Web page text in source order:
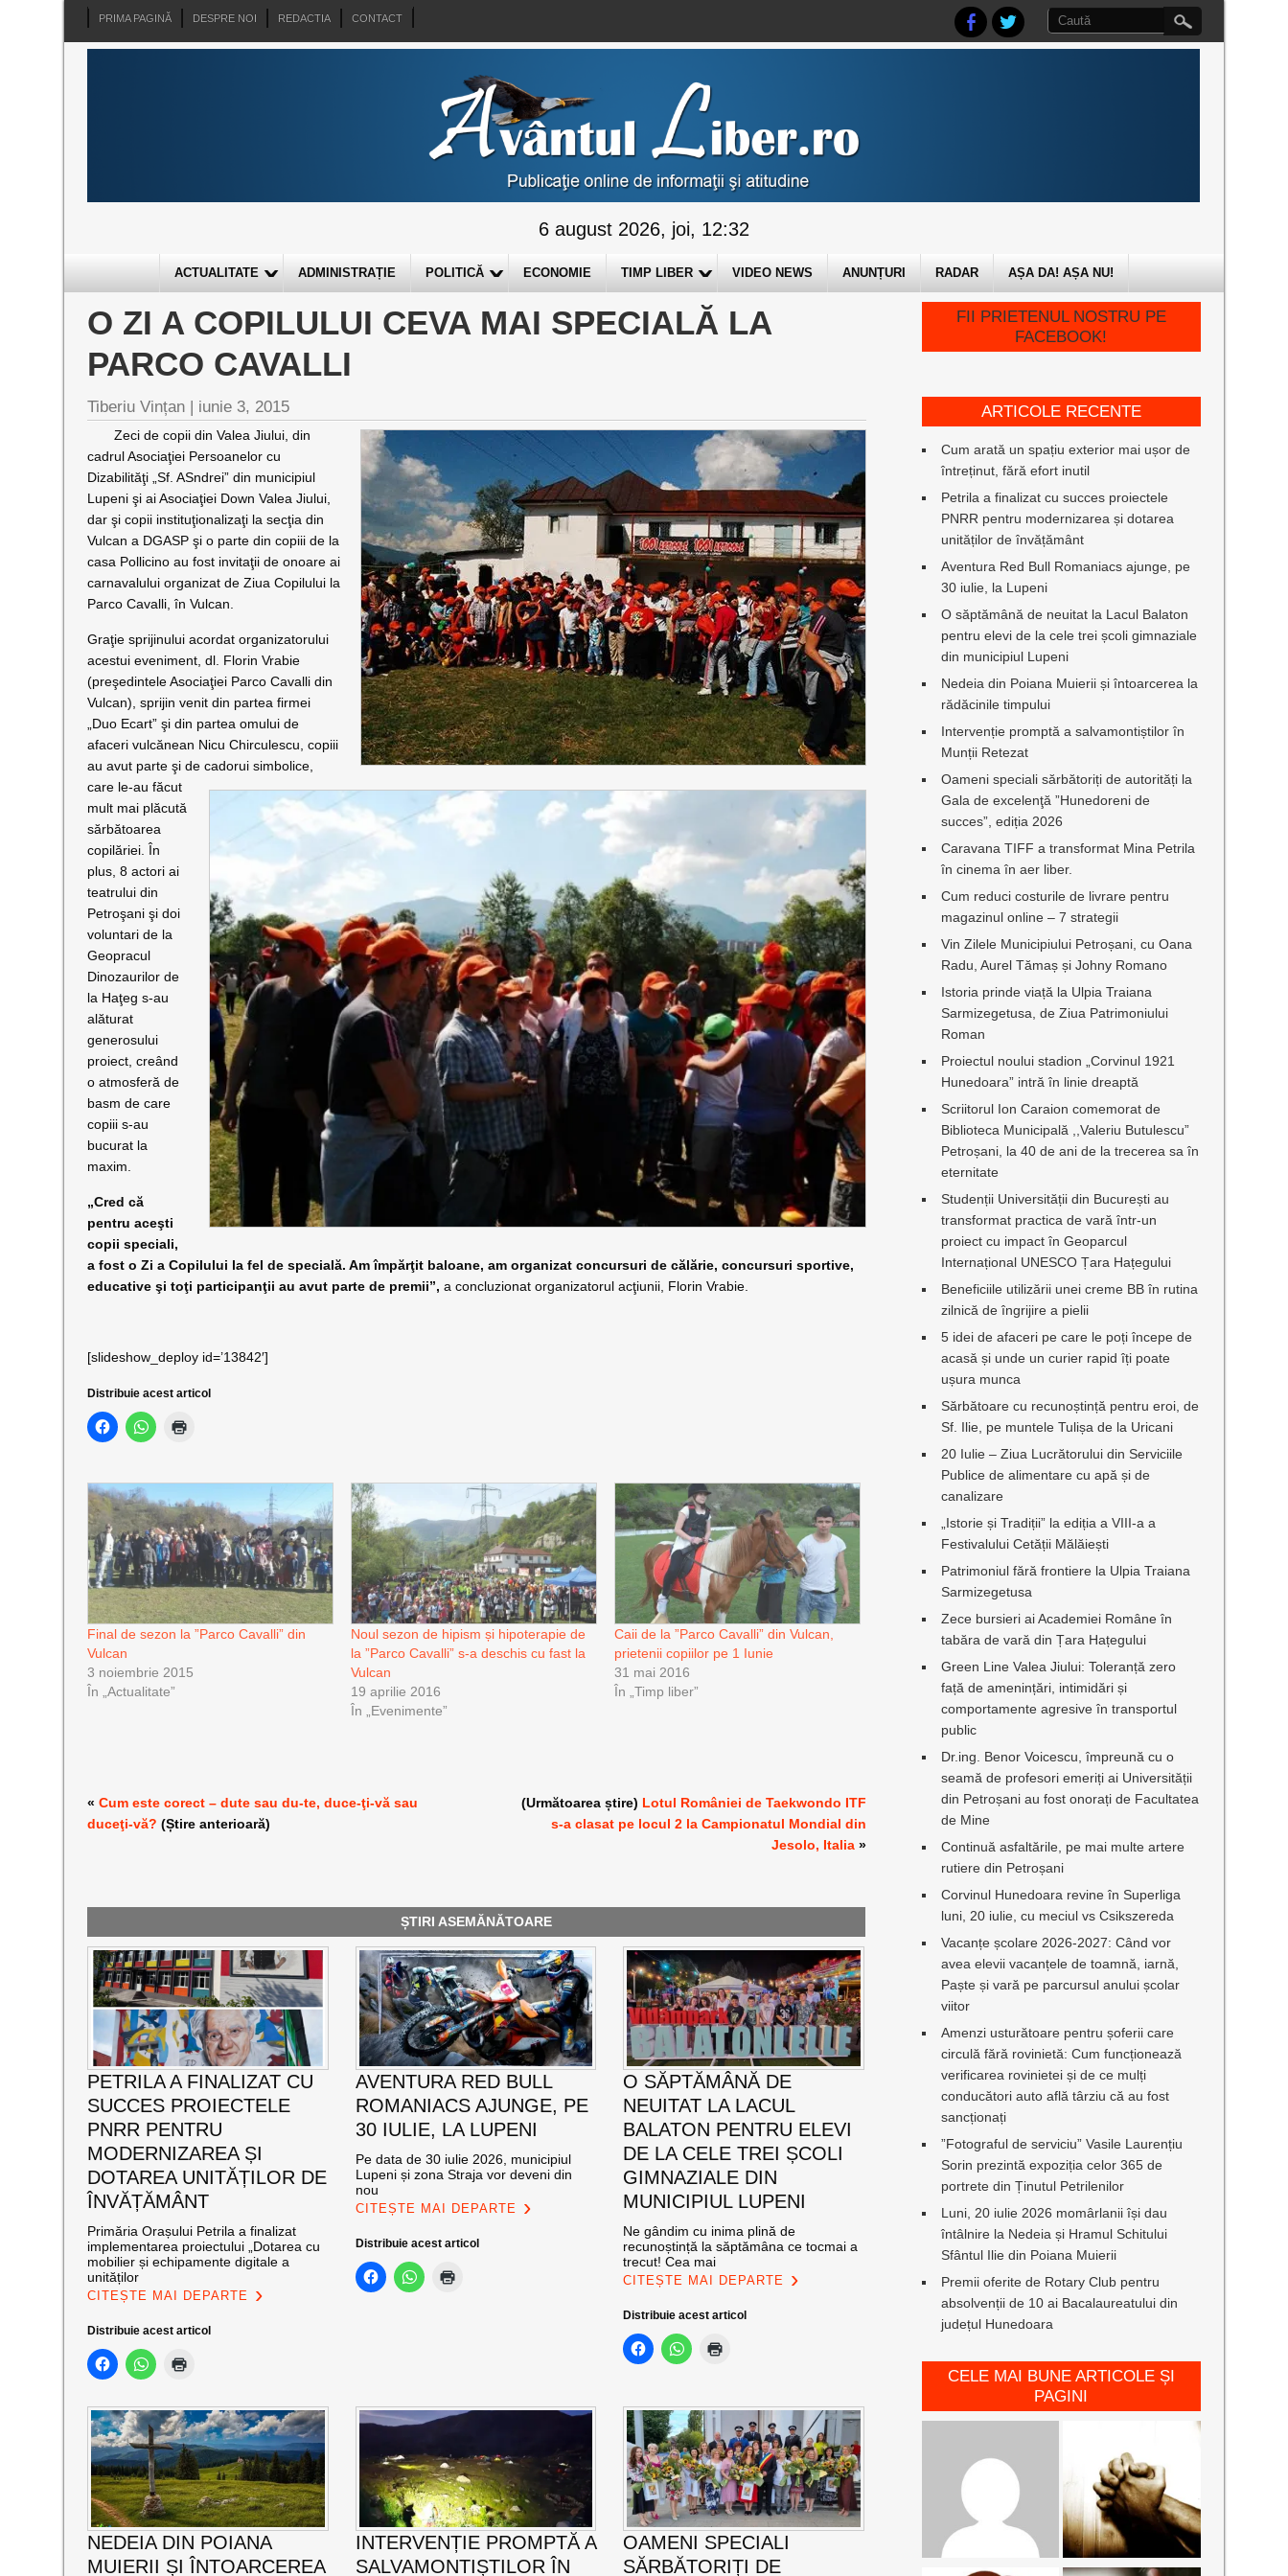
PRIMA PAGINĂ DESPRE NOI REDACTIA CONTACT
6 august 2026, joi, 12:32
ACTUALITATE ADMINISTRAȚIE POLITICĂ ECONOMIE TIMP LIBER VIDEO NEWS ANUNȚURI RADAR AȘA DA! AȘA NU!
O ZI A COPILULUI CEVA MAI SPECIALĂ LA
PARCO CAVALLI
Tiberiu Vințan | iunie 3, 2015
Zeci de copii din Valea Jiului, din
cadrul Asociaţiei Persoanelor cu
Dizabilităţi „Sf. ASndrei” din municipiul
Lupeni şi ai Asociaţiei Down Valea Jiului,
dar şi copii instituţionalizaţi la secţia din
Vulcan a DGASP şi o parte din copiii de la
casa Pollicino au fost invitaţii de onoare ai
carnavalului organizat de Ziua Copilului la
Parco Cavalli, în Vulcan.
Graţie sprijinului acordat organizatorului
acestui eveniment, dl. Florin Vrabie
(preşedintele Asociaţiei Parco Cavalli din
Vulcan), sprijin venit din partea firmei
„Duo Ecart” şi din partea omului de
afaceri vulcănean Nicu Chirculescu, copiii
au avut parte şi de cadorui simbolice,
care le-au făcut
mult mai plăcută
sărbătoarea
copilăriei. În
plus, 8 actori ai
teatrului din
Petroşani şi doi
voluntari de la
Geopracul
Dinozaurilor de
la Haţeg s-au
alăturat
generosului
proiect, creând
o atmosferă de
basm de care
copiii s-au
bucurat la
maxim.
„Cred că
pentru aceşti
copii speciali,
a fost o Zi a Copilului la fel de specială. Am împărţit baloane, am organizat concursuri de călărie, concursuri sportive,
educative şi toţi participanţii au avut parte de premii”, a concluzionat organizatorul acţiunii, Florin Vrabie.
[slideshow_deploy id=’13842′]
Distribuie acest articol
Final de sezon la ”Parco Cavalli” din
Vulcan
3 noiembrie 2015
În „Actualitate”
Noul sezon de hipism și hipoterapie de
la ”Parco Cavalli” s-a deschis cu fast la
Vulcan
19 aprilie 2016
În „Evenimente”
Caii de la ”Parco Cavalli” din Vulcan,
prietenii copiilor pe 1 Iunie
31 mai 2016
În „Timp liber”
«Cum este corect – dute sau du-te, duce-ţi-vă sau
duceţi-vă? (Știre anterioară)
(Următoarea știre) Lotul României de Taekwondo ITF
s-a clasat pe locul 2 la Campionatul Mondial din
Jesolo, Italia »
ȘTIRI ASEMĂNĂTOARE
PETRILA A FINALIZAT CU
SUCCES PROIECTELE
PNRR PENTRU
MODERNIZAREA ȘI
DOTAREA UNITĂȚILOR DE
ÎNVĂȚĂMÂNT
Primăria Orașului Petrila a finalizat
implementarea proiectului „Dotarea cu
mobilier și echipamente digitale a
unităților
CITEȘTE MAI DEPARTE
Distribuie acest articol
AVENTURA RED BULL
ROMANIACS AJUNGE, PE
30 IULIE, LA LUPENI
Pe data de 30 iulie 2026, municipiul
Lupeni și zona Straja vor deveni din
nou
CITEȘTE MAI DEPARTE
Distribuie acest articol
O SĂPTĂMÂNĂ DE
NEUITAT LA LACUL
BALATON PENTRU ELEVI
DE LA CELE TREI ȘCOLI
GIMNAZIALE DIN
MUNICIPIUL LUPENI
Ne gândim cu inima plină de
recunoștință la săptămâna ce tocmai a
trecut! Cea mai
CITEȘTE MAI DEPARTE
Distribuie acest articol
NEDEIA DIN POIANA
MUIERII ȘI ÎNTOARCEREA
INTERVENȚIE PROMPTĂ A
SALVAMONTIȘTILOR ÎN
OAMENI SPECIALI
SĂRBĂTORIȚI DE
FII PRIETENUL NOSTRU PE
FACEBOOK!
ARTICOLE RECENTE
Cum arată un spațiu exterior mai ușor de
întreținut, fără efort inutil
Petrila a finalizat cu succes proiectele
PNRR pentru modernizarea și dotarea
unităților de învățământ
Aventura Red Bull Romaniacs ajunge, pe
30 iulie, la Lupeni
O săptămână de neuitat la Lacul Balaton
pentru elevi de la cele trei școli gimnaziale
din municipiul Lupeni
Nedeia din Poiana Muierii și întoarcerea la
rădăcinile timpului
Intervenție promptă a salvamontiștilor în
Munții Retezat
Oameni speciali sărbătoriți de autorități la
Gala de excelenţă ”Hunedoreni de
succes”, ediția 2026
Caravana TIFF a transformat Mina Petrila
în cinema în aer liber.
Cum reduci costurile de livrare pentru
magazinul online – 7 strategii
Vin Zilele Municipiului Petroșani, cu Oana
Radu, Aurel Tămaș și Johny Romano
Istoria prinde viață la Ulpia Traiana
Sarmizegetusa, de Ziua Patrimoniului
Roman
Proiectul noului stadion „Corvinul 1921
Hunedoara” intră în linie dreaptă
Scriitorul Ion Caraion comemorat de
Biblioteca Municipală ,,Valeriu Butulescu”
Petroșani, la 40 de ani de la trecerea sa în
eternitate
Studenții Universității din București au
transformat practica de vară într-un
proiect cu impact în Geoparcul
Internațional UNESCO Țara Hațegului
Beneficiile utilizării unei creme BB în rutina
zilnică de îngrijire a pielii
5 idei de afaceri pe care le poți începe de
acasă și unde un curier rapid îți poate
ușura munca
Sărbătoare cu recunoștință pentru eroi, de
Sf. Ilie, pe muntele Tulișa de la Uricani
20 Iulie – Ziua Lucrătorului din Serviciile
Publice de alimentare cu apă și de
canalizare
„Istorie și Tradiții” la ediția a VIII-a a
Festivalului Cetății Mălăiești
Patrimoniul fără frontiere la Ulpia Traiana
Sarmizegetusa
Zece bursieri ai Academiei Române în
tabăra de vară din Țara Hațegului
Green Line Valea Jiului: Toleranță zero
față de amenințări, intimidări și
comportamente agresive în transportul
public
Dr.ing. Benor Voicescu, împreună cu o
seamă de profesori emeriți ai Universității
din Petroșani au fost onorați de Facultatea
de Mine
Continuă asfaltările, pe mai multe artere
rutiere din Petroșani
Corvinul Hunedoara revine în Superliga
luni, 20 iulie, cu meciul vs Csikszereda
Vacanțe școlare 2026-2027: Când vor
avea elevii vacanțele de toamnă, iarnă,
Paște și vară pe parcursul anului școlar
viitor
Amenzi usturătoare pentru șoferii care
circulă fără rovinietă: Cum funcționează
verificarea rovinietei și de ce mulți
conducători auto află târziu că au fost
sancționați
”Fotograful de serviciu” Vasile Laurențiu
Sorin prezintă expoziția celor 365 de
portrete din Ținutul Petrilenilor
Luni, 20 iulie 2026 momârlanii își dau
întâlnire la Nedeia și Hramul Schitului
Sfântul Ilie din Poiana Muierii
Premii oferite de Rotary Club pentru
absolvenții de 10 ai Bacalaureatului din
județul Hunedoara
CELE MAI BUNE ARTICOLE ȘI
PAGINI